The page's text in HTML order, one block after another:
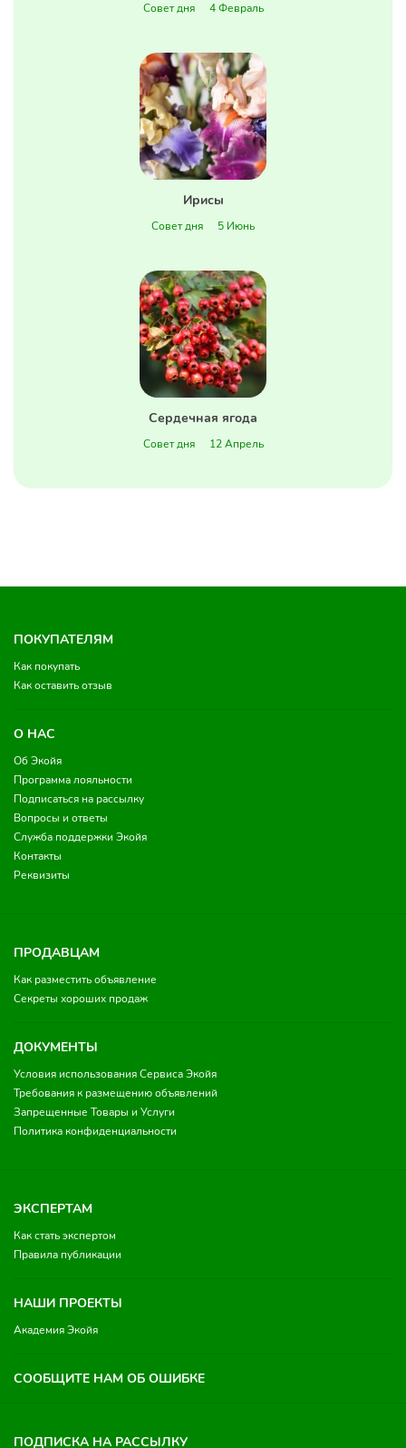
Совет дня 4 Февраль
Ирисы
Совет дня 5 Июнь
Сердечная ягода
Совет дня 12 Апрель
ПОКУПАТЕЛЯМ
Как покупать
Как оставить отзыв
О НАС
Об Экойя
Программа лояльности
Подписаться на рассылку
Вопросы и ответы
Служба поддержки Экойя
Контакты
Реквизиты
ПРОДАВЦАМ
Как разместить объявление
Секреты хороших продаж
ДОКУМЕНТЫ
Условия использования Сервиса Экойя
Требования к размещению объявлений
Запрещенные Товары и Услуги
Политика конфиденциальности
ЭКСПЕРТАМ
Как стать экспертом
Правила публикации
НАШИ ПРОЕКТЫ
Академия Экойя
СООБЩИТЕ НАМ ОБ ОШИБКЕ
ПОДПИСКА НА РАССЫЛКУ